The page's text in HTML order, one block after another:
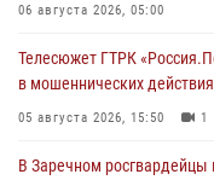
06 августа 2026, 05:00
Телесюжет ГТРК
в мошеннических
05 августа 2026, 15:50 1
В Заречном росгвардейцы